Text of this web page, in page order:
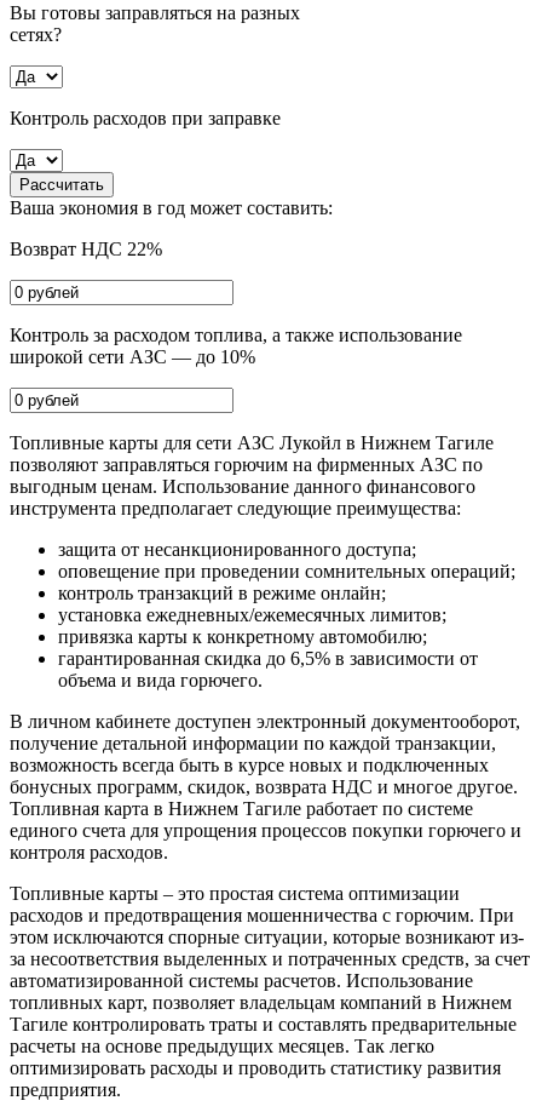
Вы готовы заправляться на разных
сетях?
Контроль расходов при заправке
Рассчитать
Ваша экономия в год может составить:
Возврат НДС 22%
Контроль за расходом топлива, а также использование
широкой сети АЗС — до 10%
Топливные карты для сети АЗС Лукойл в Нижнем Тагиле
позволяют заправляться горючим на фирменных АЗС по
выгодным ценам. Использование данного финансового
инструмента предполагает следующие преимущества:
защита от несанкционированного доступа;
оповещение при проведении сомнительных операций;
контроль транзакций в режиме онлайн;
установка ежедневных/ежемесячных лимитов;
привязка карты к конкретному автомобилю;
гарантированная скидка до 6,5% в зависимости от
объема и вида горючего.
В личном кабинете доступен электронный документооборот,
получение детальной информации по каждой транзакции,
возможность всегда быть в курсе новых и подключенных
бонусных программ, скидок, возврата НДС и многое другое.
Топливная карта в Нижнем Тагиле работает по системе
единого счета для упрощения процессов покупки горючего и
контроля расходов.
Топливные карты – это простая система оптимизации
расходов и предотвращения мошенничества с горючим. При
этом исключаются спорные ситуации, которые возникают из-
за несоответствия выделенных и потраченных средств, за счет
автоматизированной системы расчетов. Использование
топливных карт, позволяет владельцам компаний в Нижнем
Тагиле контролировать траты и составлять предварительные
расчеты на основе предыдущих месяцев. Так легко
оптимизировать расходы и проводить статистику развития
предприятия.